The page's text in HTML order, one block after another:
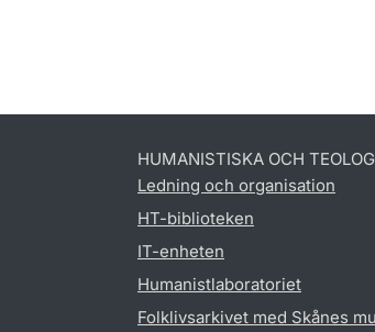
HUMANISTISKA OCH
Ledning och organisation
HT-biblioteken
IT-enheten
Humanistlaboratoriet
Folklivsarkivet med Skånes